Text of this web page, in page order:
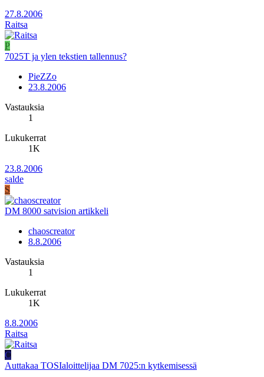
27.8.2006
Raitsa
P
7025T ja ylen tekstien tallennus?
PieZZo
23.8.2006
Vastauksia
1
Lukukerrat
1K
23.8.2006
salde
S
DM 8000 satvision artikkeli
chaoscreator
8.8.2006
Vastauksia
1
Lukukerrat
1K
8.8.2006
Raitsa
C
Auttakaa TOSIaloittelijaa DM 7025:n kytkemisessä